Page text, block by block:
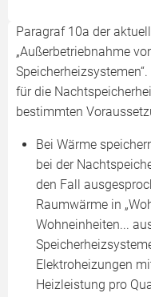
Paragraf 10a der
„Außerbetriebnahme
für die
bestimmten
Bei Wärme
bei der
den Fall
Raumwärme in
Wohneinheiten...
Elektroheizungen
Heizleistung pro